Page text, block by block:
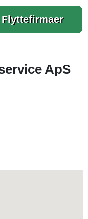
Flyttefirmaer
ApS